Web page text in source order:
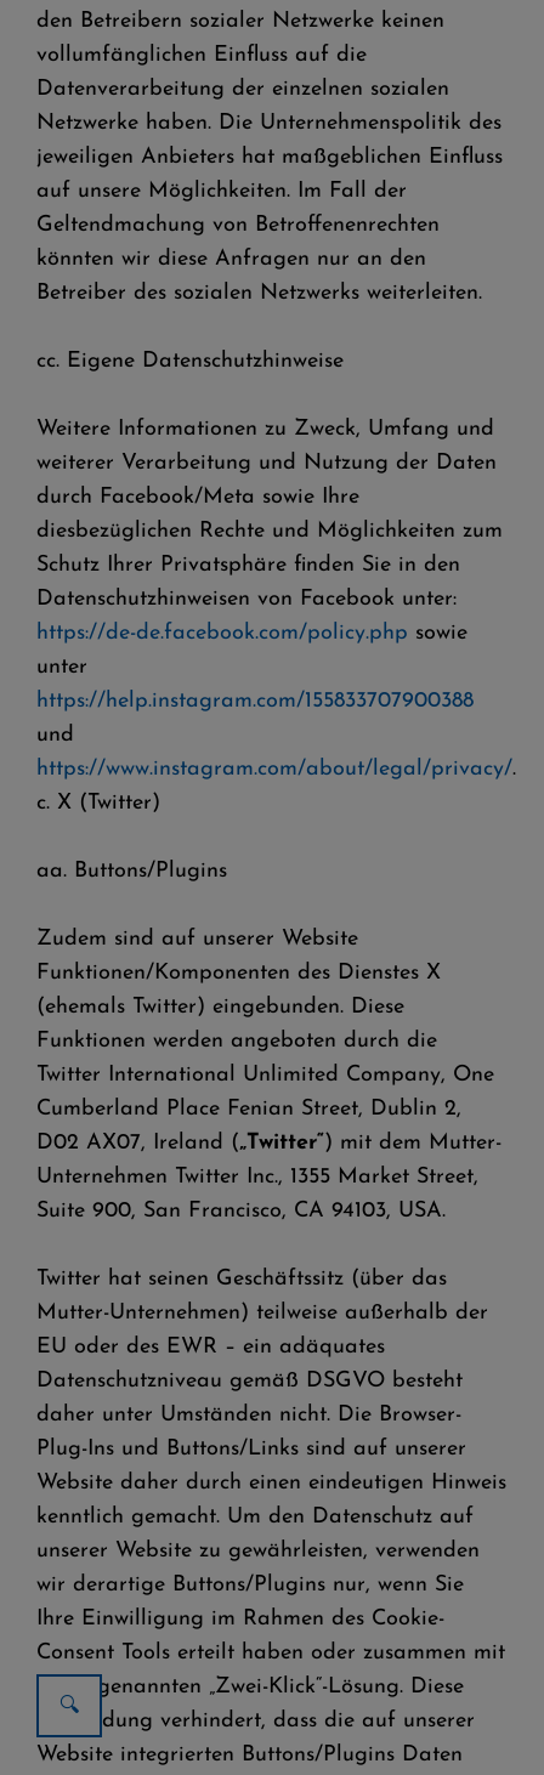
den Betreibern sozialer Netzwerke keinen
vollumfänglichen Einfluss auf die
Datenverarbeitung der einzelnen sozialen
Netzwerke haben. Die Unternehmenspolitik des
jeweiligen Anbieters hat maßgeblichen Einfluss
auf unsere Möglichkeiten. Im Fall der
Geltendmachung von Betroffenenrechten
könnten wir diese Anfragen nur an den
Betreiber des sozialen Netzwerks weiterleiten.
cc. Eigene Datenschutzhinweise
Weitere Informationen zu Zweck, Umfang und
weiterer Verarbeitung und Nutzung der Daten
durch Facebook/Meta sowie Ihre
diesbezüglichen Rechte und Möglichkeiten zum
Schutz Ihrer Privatsphäre finden Sie in den
Datenschutzhinweisen von Facebook unter:
https://de-de.facebook.com/policy.php sowie
unter
https://help.instagram.com/155833707900388
und
https://www.instagram.com/about/legal/privacy/.
c. X (Twitter)
aa. Buttons/Plugins
Zudem sind auf unserer Website
Funktionen/Komponenten des Dienstes X
(ehemals Twitter) eingebunden. Diese
Funktionen werden angeboten durch die
Twitter International Unlimited Company, One
Cumberland Place Fenian Street, Dublin 2,
D02 AX07, Ireland („Twitter“) mit dem Mutter-
Unternehmen Twitter Inc., 1355 Market Street,
Suite 900, San Francisco, CA 94103, USA.
Twitter hat seinen Geschäftssitz (über das
Mutter-Unternehmen) teilweise außerhalb der
EU oder des EWR – ein adäquates
Datenschutzniveau gemäß DSGVO besteht
daher unter Umständen nicht. Die Browser-
Plug-Ins und Buttons/Links sind auf unserer
Website daher durch einen eindeutigen Hinweis
kenntlich gemacht. Um den Datenschutz auf
unserer Website zu gewährleisten, verwenden
wir derartige Buttons/Plugins nur, wenn Sie
Ihre Einwilligung im Rahmen des Cookie-
Consent Tools erteilt haben oder zusammen mit
der sogenannten „Zwei-Klick“-Lösung. Diese
Anwendung verhindert, dass die auf unserer
Website integrierten Buttons/Plugins Daten